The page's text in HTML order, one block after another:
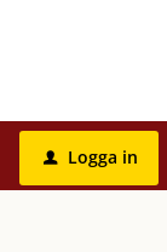
u Logga in